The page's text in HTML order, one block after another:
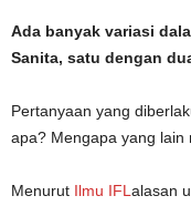
Ada banyak variasi
Sanita, satu dengan
Pertanyaan yang
apa? Mengapa yang lain
Menurut Ilmu IFL alasan